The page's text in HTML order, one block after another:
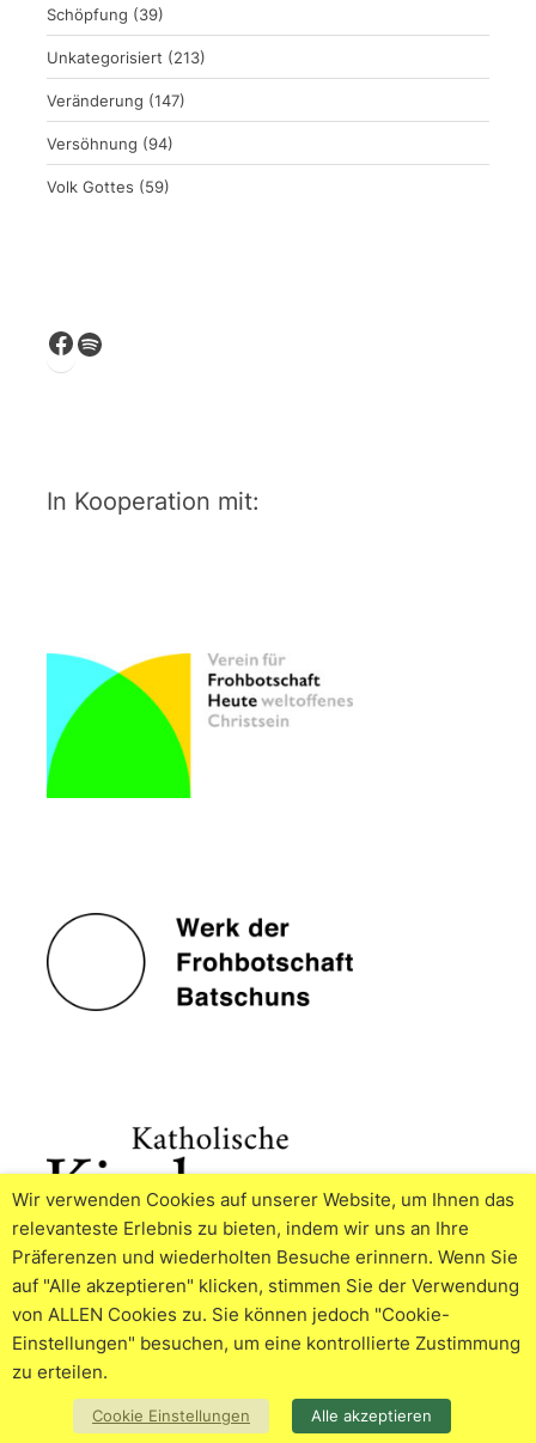
Schöpfung (39)
Unkategorisiert (213)
Veränderung (147)
Versöhnung (94)
Volk Gottes (59)
Facebook
Spotify
In Kooperation mit:
Policy
Wir verwenden Cookies auf unserer Website, um Ihnen das
relevanteste Erlebnis zu bieten, indem wir uns an Ihre
Präferenzen und wiederholten Besuche erinnern. Wenn Sie
auf "Alle akzeptieren" klicken, stimmen Sie der Verwendung
von ALLEN Cookies zu. Sie können jedoch "Cookie-
Einstellungen" besuchen, um eine kontrollierte Zustimmung
zu erteilen.
Cookie Einstellungen Alle akzeptieren